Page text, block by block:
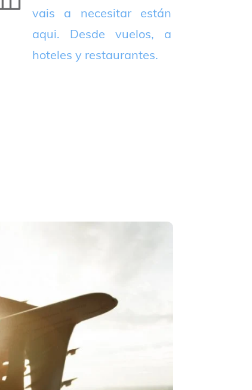
vais a necesitar están
aqui. Desde vuelos, a
hoteles y restaurantes.